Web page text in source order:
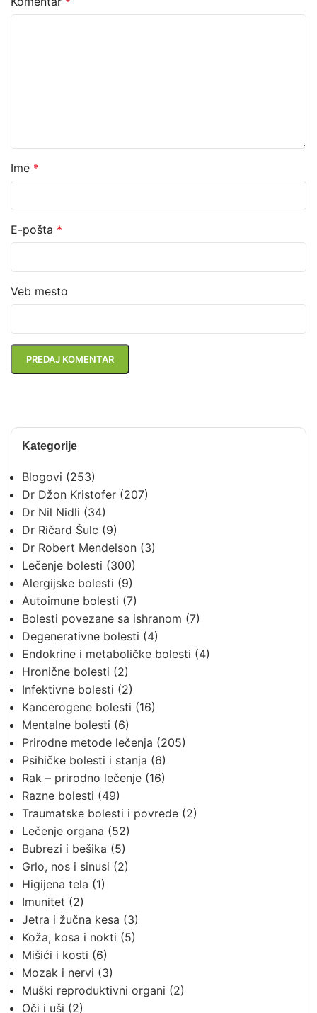
Kategorije
Blogovi (253)
Dr Džon Kristofer (207)
Dr Nil Nidli (34)
Dr Ričard Šulc (9)
Dr Robert Mendelson (3)
Lečenje bolesti (300)
Alergijske bolesti (9)
Autoimune bolesti (7)
Bolesti povezane sa ishranom (7)
Degenerativne bolesti (4)
Endokrine i metaboličke bolesti (4)
Hronične bolesti (2)
Infektivne bolesti (2)
Kancerogene bolesti (16)
Mentalne bolesti (6)
Prirodne metode lečenja (205)
Psihičke bolesti i stanja (6)
Rak – prirodno lečenje (16)
Razne bolesti (49)
Traumatske bolesti i povrede (2)
Lečenje organa (52)
Bubrezi i bešika (5)
Grlo, nos i sinusi (2)
Higijena tela (1)
Imunitet (2)
Jetra i žučna kesa (3)
Koža, kosa i nokti (5)
Mišići i kosti (6)
Mozak i nervi (3)
Muški reproduktivni organi (2)
Oči i uši (2)
Ime *
E-pošta *
Veb mesto